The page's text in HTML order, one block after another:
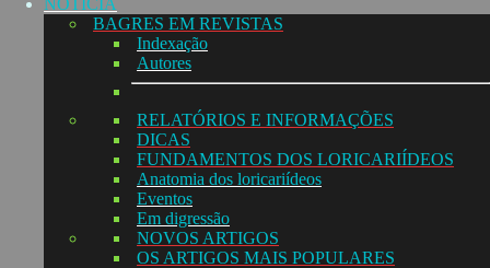
BAGRES EM REVISTAS
Indexação
Autores
RELATÓRIOS E INFORMAÇÕES
DICAS
FUNDAMENTOS DOS LORICARIÍDEOS
Anatomia dos loricariídeos
Eventos
Em digressão
NOVOS ARTIGOS
OS ARTIGOS MAIS POPULARES